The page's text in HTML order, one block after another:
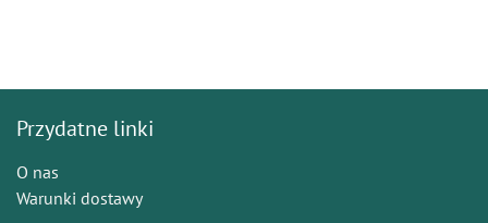
Przydatne linki
O nas
Warunki dostawy